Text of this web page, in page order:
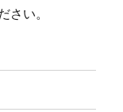
さい。